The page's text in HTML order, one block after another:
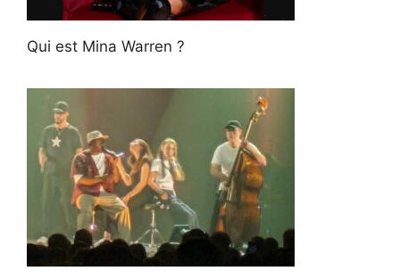
Qui est Mina Warren ?